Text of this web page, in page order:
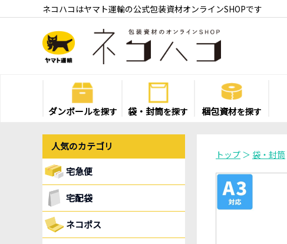
ネコハコはヤマト運輸の公式包装資材オンラインSHOPです
ダンボールを探す 袋・封筒を探す 梱包資材を探す
人気のカテゴリ
宅急便
宅配袋
ネコポス
トップ ＞ 袋・封筒